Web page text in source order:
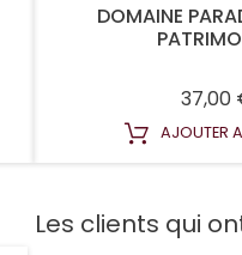
DOMAINE
37,00
AJOUTER
Les clients qui